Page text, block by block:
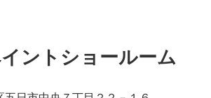
ントショールーム